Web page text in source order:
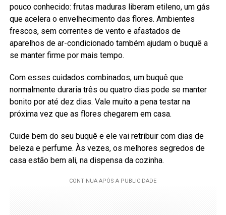
pouco conhecido: frutas maduras liberam etileno, um gás
que acelera o envelhecimento das flores. Ambientes
frescos, sem correntes de vento e afastados de
aparelhos de ar-condicionado também ajudam o buquê a
se manter firme por mais tempo.
Com esses cuidados combinados, um buquê que
normalmente duraria três ou quatro dias pode se manter
bonito por até dez dias. Vale muito a pena testar na
próxima vez que as flores chegarem em casa.
Cuide bem do seu buquê e ele vai retribuir com dias de
beleza e perfume. Às vezes, os melhores segredos de
casa estão bem ali, na dispensa da cozinha.